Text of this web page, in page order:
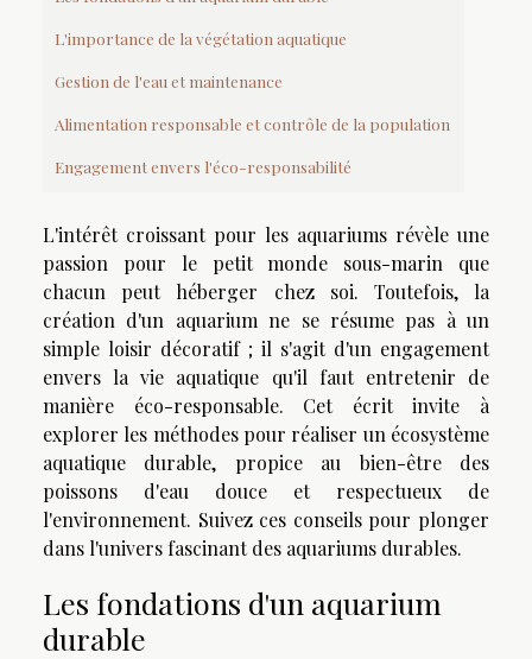
L'importance de la végétation aquatique
Gestion de l'eau et maintenance
Alimentation responsable et contrôle de la population
Engagement envers l'éco-responsabilité
L'intérêt croissant pour les aquariums révèle une
passion pour le petit monde sous-marin que
chacun peut héberger chez soi. Toutefois, la
création d'un aquarium ne se résume pas à un
simple loisir décoratif ; il s'agit d'un engagement
envers la vie aquatique qu'il faut entretenir de
manière éco-responsable. Cet écrit invite à
explorer les méthodes pour réaliser un écosystème
aquatique durable, propice au bien-être des
poissons d'eau douce et respectueux de
l'environnement. Suivez ces conseils pour plonger
dans l'univers fascinant des aquariums durables.
Les fondations d'un aquarium
durable